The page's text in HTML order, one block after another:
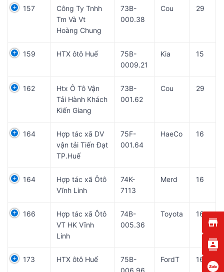
157
Công Ty Tnhh
Tm Và Vt
Hoàng Chung
73B-
000.38
Cou 29
159 HTX ôtô Huế
75B-
0009.21
Kia 15
162
Htx Ô Tô Vận
Tải Hành Khách
Kiến Giang
73B-
001.62
Cou 29
164
Hợp tác xã DV
vận tải Tiến Đạt
TP.Huế
75F-
001.64
HaeCo 16
164
Hợp tác xã Ôtô
Vĩnh Linh
74K-
7113
Merd 16
166
Hợp tác xã Ôtô
VT HK Vĩnh
Linh
74B-
005.36
Toyota 16
173 HTX ôtô Huế
75B-
006.96
FordT 16